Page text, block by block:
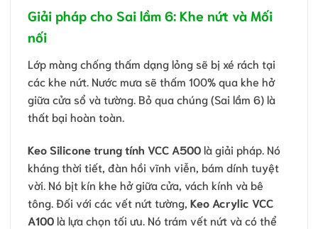
Giải pháp cho Sai lầm 6: Khe nứt và Mối
nối
Lớp màng chống thấm dạng lỏng sẽ bị xé rách tại
các khe nứt. Nước mưa sẽ thấm 100% qua khe hở
giữa cửa sổ và tường. Bỏ qua chúng (Sai lầm 6) là
thất bại hoàn toàn.
Keo Silicone trung tính VCC A500là giải pháp. Nó
kháng thời tiết, đàn hồi vĩnh viễn, bám dính tuyệt
vời. Nó bịt kín khe hở giữa cửa, vách kính và bê
tông. Đối với các vết nứt tường, Keo Acrylic VCC
A100là lựa chọn tối ưu. Nó trám vết nứt và có thể